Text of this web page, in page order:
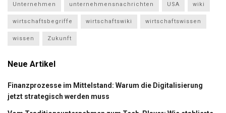
Unternehmen unternehmensnachrichten USA wiki
wirtschaftsbegriffe wirtschaftswiki wirtschaftswissen
wissen Zukunft
Neue Artikel
Finanzprozesse im Mittelstand: Warum die Digitalisierung
jetzt strategisch werden muss